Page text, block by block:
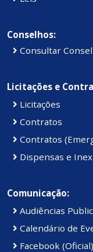
Conselhos:
Consultar
Licitações e
Licitações
Contratos
Contratos
Dispensas e
Comunicação:
Audiências
Calendário de
Facebook (Oficial)